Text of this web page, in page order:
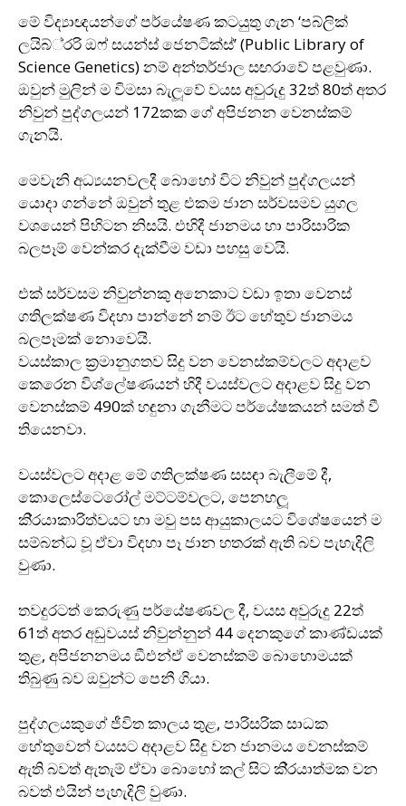
මේ විද්‍යාඥයන්ගේ පර්යේෂණ කටයුතු ගැන ‘පබ්ලික්
ලයිබ්‍්‍රරි ඔෆ් සයන්ස් ජෙනටික්ස්’ (Public Library of
Science Genetics) නම් අන්තර්ජාල සඟරාවේ පළවුණා.
ඔවුන් මුලින් ම විමසා බැලූවේ වයස අවුරුදු 32ත් 80ත් අතර
නිවුන් පුද්ගලයන් 172කක ගේ අපිජනන වෙනස්කම්
ගැනයි.
මෙවැනි අධ්‍යයනවලදී බොහෝ විට නිවුන් පුද්ගලයන්
යොදා ගන්නේ ඔවුන් තුළ එකම ජාන සර්වසමව යුගල
වශයෙන් පිහිටන නිසයි. එහිදී ජානමය හා පාරිසාරික
බලපෑම් වෙන්කර දැක්වීම වඩා පහසු වෙයි.
එක් සර්වසම නිවුන්නකු අනෙකාට වඩා ඉතා වෙනස්
ගතිලක්ෂණ විදහා පාන්නේ නම් ඊට හේතුව ජානමය
බලපෑමක් නොවෙයි.
වයස්කාල ක‍්‍රමානුගතව සිදු වන වෙනස්කම්වලට අදාළව
කෙරෙන විශ්ලේෂණයන් හිදී වයස්වලට අදාළව සිදු වන
වෙනස්කම් 490ක් හඳුනා ගැනීමට පර්යේෂකයන් සමත් වී
තියෙනවා.
වයස්වලට අදාළ මේ ගතිලක්ෂණ සසඳා බැලීමේ දී,
කොලෙස්ටෙරෝල් මට්ටම්වලට, පෙනහලූ
කි‍්‍රයාකාරිත්වයට හා මවු පස ආයුකාලයට විශේෂයෙන් ම
සම්බන්ධ වූ ඒවා විදහා පෑ ජාන හතරක් ඇති බව පැහැදිලි
වුණා.
තවදුරටත් කෙරුණු පර්යේෂණවල දී, වයස අවුරුදු 22ත්
61ත් අතර අඩුවයස් නිවුන්නුන් 44 දෙනකුගේ කාණ්ඩයක්
තුළ, අපිජනනමය ඞීඑන්ඒ වෙනස්කම් බොහොමයක්
තිබුණු බව ඔවුන්ට පෙනී ගියා.
පුද්ගලයකුගේ ජීවිත කාලය තුළ, පාරිසරික සාධක
හේතුවෙන් වයසට අදාළව සිදු වන ජානමය වෙනස්කම්
ඇති බවත් ඇතැම් ඒවා බොහෝ කල් සිට කි‍්‍රයාත්මක වන
බවත් එයින් පැහැදිලි වුණා.